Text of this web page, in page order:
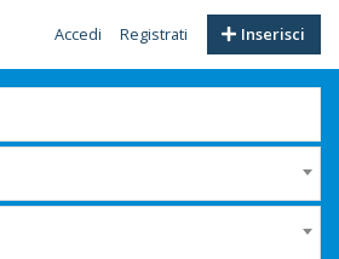
Inserisci
Accedi Registrati